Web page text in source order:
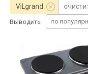
ViLgrand
Выводить по